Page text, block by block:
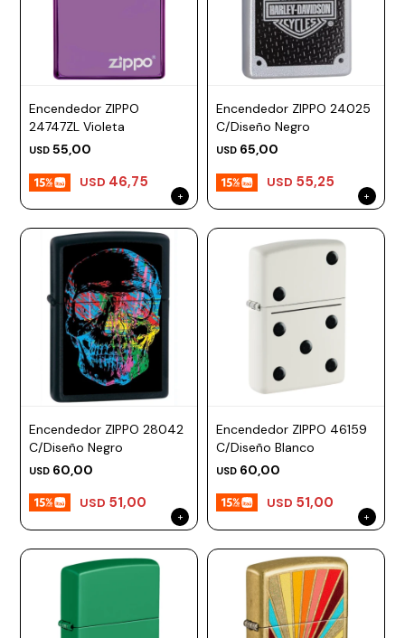
Encendedor ZIPPO
24747ZL Violeta
USD 55,00
USD 46,75
Encendedor ZIPPO 24025
C/Diseño Negro
USD 65,00
USD 55,25
Encendedor ZIPPO 28042
C/Diseño Negro
USD 60,00
USD 51,00
Encendedor ZIPPO 46159
C/Diseño Blanco
USD 60,00
USD 51,00